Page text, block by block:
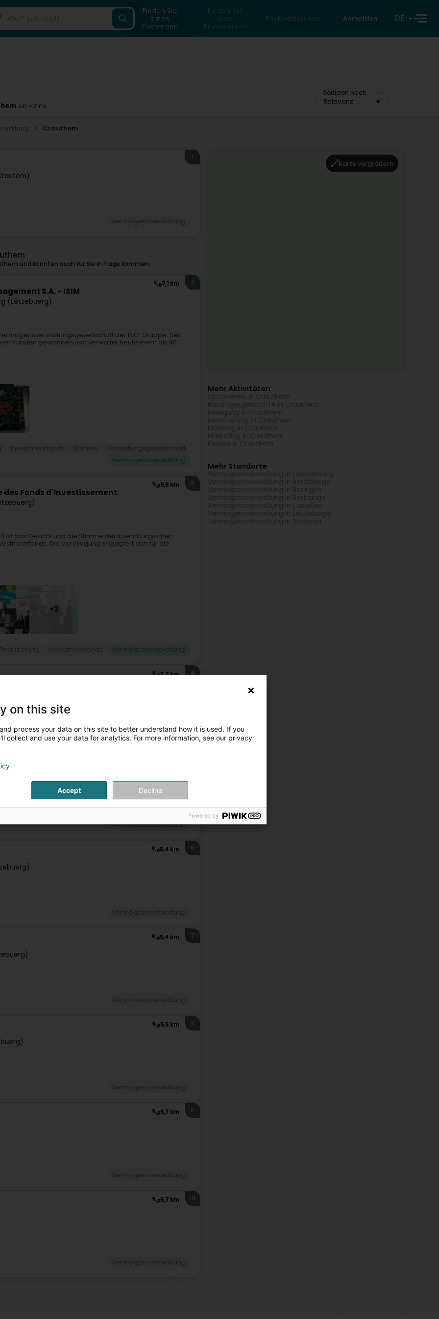
Finden Sie
einen
Fachmann
Finden Sie
eine
Privatperson
Rückwärtssuche Anmelden DE
Sortieren nach
Relevanz
en 43ms
Crauthem
1
und könnten auch für Sie in Frage kommen.
7,1 km
S.A. - ISIM
(Lëtzebuerg)
2
der ING-Gruppe. Seit
Kunden gewonnen und verwaltet heute mehr als 40
9,8 km
Fonds d'Investissement
3
ist das Gesicht und die Stimme der luxemburgischen
Die Vereinigung engagiert sich für die
+3
5,3 km 4
Vermögensverwaltung
Vermögensverwaltung
5,4 km 6
5,4 km 7
5,5 km 8
5,7 km 9
5,7 km 10
Karte vergrößern
Mehr Aktivitäten
Mehr Standorte
on this site
process your data on this site to better understand how it is used. If you
collect and use your data for analytics. For more information, see our privacy
Accept Decline
Powered by